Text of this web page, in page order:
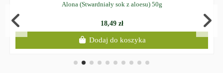
Alona (Stwardniały sok z aloesu) 50g
18,49 zł
Dodaj do koszyka